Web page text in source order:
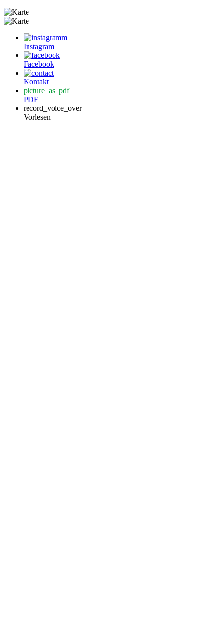
Instagram
Facebook
Kontakt
picture_as_pdf
PDF
record_voice_over
Vorlesen